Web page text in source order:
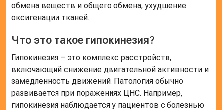
обмена веществ и общего обмена, ухудшение
оксигенации тканей.
Что это такое гипокинезия?
Гипокинезия – это комплекс расстройств,
включающий снижение двигательной активности и
замедленность движений. Патология обычно
развивается при поражениях ЦНС. Например,
гипокинезия наблюдается у пациентов с болезнью